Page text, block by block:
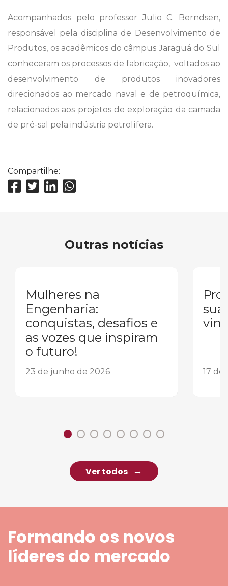
Acompanhados pelo professor Julio C. Berndsen,
responsável pela disciplina de Desenvolvimento de
Produtos, os acadêmicos do câmpus Jaraguá do Sul
conheceram os processos de fabricação, voltados ao
desenvolvimento de produtos inovadores
direcionados ao mercado naval e de petroquímica,
relacionados aos projetos de exploração da camada
de pré-sal pela indústria petrolífera.
Compartilhe:
Outras notícias
Mulheres na
Engenharia:
conquistas, desafios e
as vozes que inspiram
o futuro!
23 de junho de 2026
sua
17 de
Ver todos
Formando os novos
líderes do mercado